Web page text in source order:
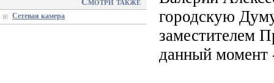
Сетевая камера
городскую
заместителем
данный момент